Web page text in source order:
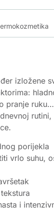
izložene
pranje
rutini,
porijekla
vrlo suhu,
i